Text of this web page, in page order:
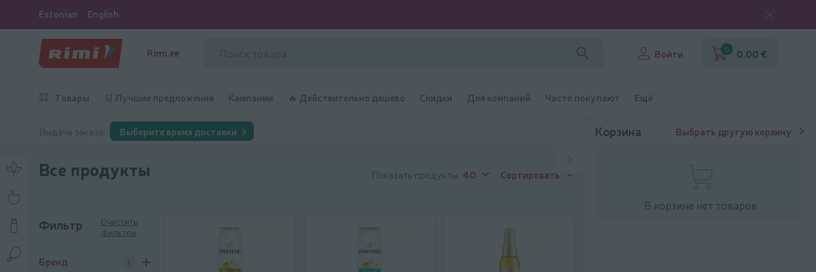
Estonian English
Rimi.ee Войти 0 0,00 €
Товары 🛒 Лучшие предложения Кампании 🔥 Действительно дешево Скидки Для компаний Часто покупают Ещё
Выдача заказа: Выберите время доставки
Все продукты Показать продукты 40 Сортировать
Фильтр
Очистить
фильтры
Бренд 1
Корзина Выбрать другую корзину
В корзине нет товаров